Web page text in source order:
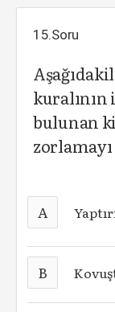
15.Soru
bulunan
A
B